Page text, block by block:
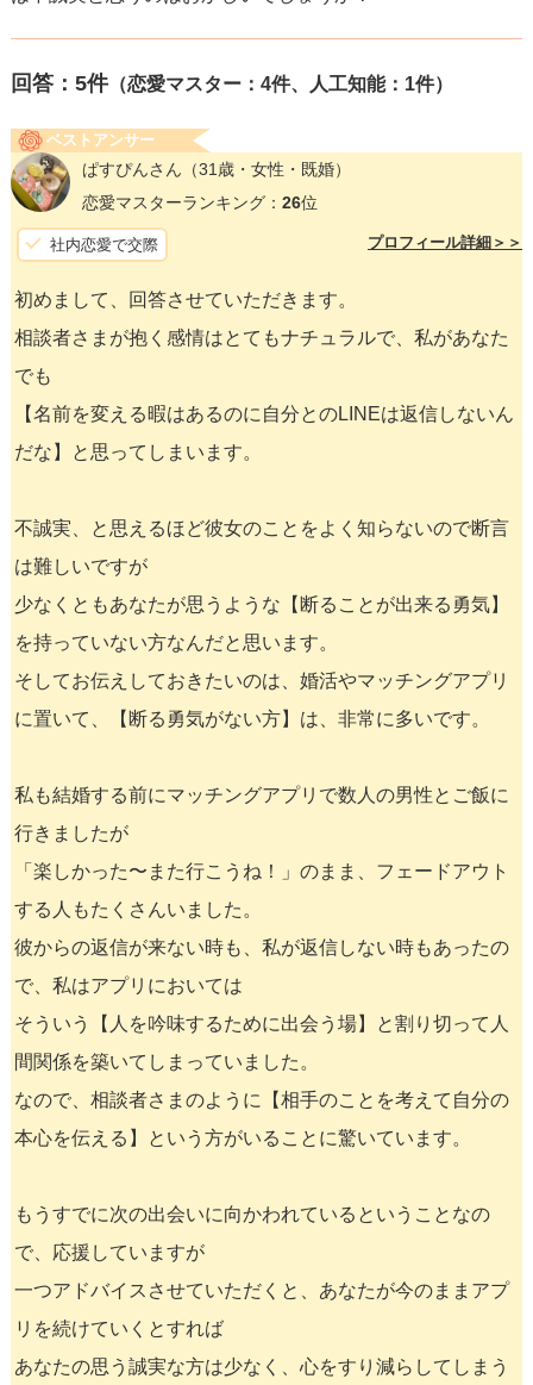
回答： 5件（恋愛マスター：4件、人工知能：1件）
ベストアンサー
ぱすぴんさん （31歳・女性・既婚）
恋愛マスターランキング： 26位
社内恋愛で交際 プロフィール詳細＞＞
初めまして、回答させていただきます。
相談者さまが抱く感情はとてもナチュラルで、私があなた
でも
【名前を変える暇はあるのに自分とのLINEは返信しないん
だな】と思ってしまいます。
不誠実、と思えるほど彼女のことをよく知らないので断言
は難しいですが
少なくともあなたが思うような【断ることが出来る勇気】
を持っていない方なんだと思います。
そしてお伝えしておきたいのは、婚活やマッチングアプリ
に置いて、【断る勇気がない方】は、非常に多いです。
私も結婚する前にマッチングアプリで数人の男性とご飯に
行きましたが
「楽しかった〜また行こうね！」のまま、フェードアウト
する人もたくさんいました。
彼からの返信が来ない時も、私が返信しない時もあったの
で、私はアプリにおいては
そういう【人を吟味するために出会う場】と割り切って人
間関係を築いてしまっていました。
なので、相談者さまのように【相手のことを考えて自分の
本心を伝える】という方がいることに驚いています。
もうすでに次の出会いに向かわれているということなの
で、応援していますが
一つアドバイスさせていただくと、あなたが今のままアプ
リを続けていくとすれば
あなたの思う誠実な方は少なく、心をすり減らしてしまう